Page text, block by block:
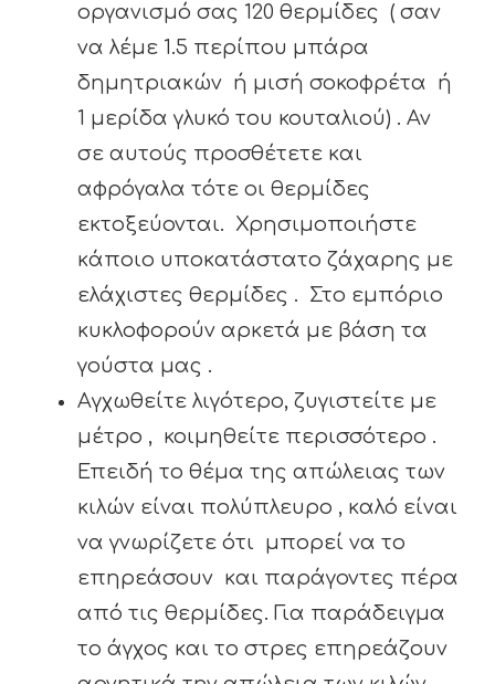
οργανισμό σας 120 θερμίδες ( σαν
να λέμε 1.5 περίπου μπάρα
δημητριακών ή μισή σοκοφρέτα ή
1 μερίδα γλυκό του κουταλιού) . Αν
σε αυτούς προσθέτετε και
αφρόγαλα τότε οι θερμίδες
εκτοξεύονται. Χρησιμοποιήστε
κάποιο υποκατάστατο ζάχαρης με
ελάχιστες θερμίδες . Στο εμπόριο
κυκλοφορούν αρκετά με βάση τα
γούστα μας .
Αγχωθείτε λιγότερο, ζυγιστείτε με
μέτρο , κοιμηθείτε περισσότερο .
Επειδή το θέμα της απώλειας των
κιλών είναι πολύπλευρο , καλό είναι
να γνωρίζετε ότι μπορεί να το
επηρεάσουν και παράγοντες πέρα
από τις θερμίδες. Για παράδειγμα
το άγχος και το στρες επηρεάζουν